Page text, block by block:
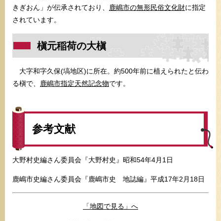
きぎおん」が伝承されており、
鹿嶋市の無形民俗文化財に指定
されています。
槇元稲荷の大槇
大字和字久保(塙地区)に所在。約500年前に植えられたと伝わ
る槇で、
鹿嶋市指定天然記念物です。
参考文献
大野村史編さん委員会『大野村史』昭和54年4月1日
鹿嶋市史編さん委員会『鹿嶋市史 地誌編』平成17年2月18日
「地図で見る」へ